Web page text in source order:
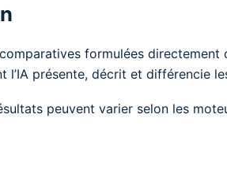
formulées directement
présente, décrit et différencie
peuvent varier selon les